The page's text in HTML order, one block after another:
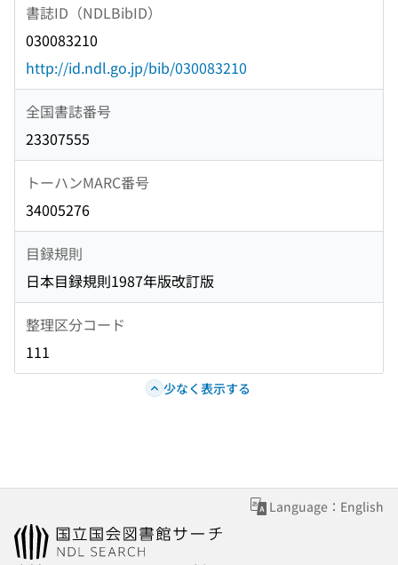
書誌ID（NDLBibID）
030083210
http://id.ndl.go.jp/bib/030083210
全国書誌番号
23307555
トーハンMARC番号
34005276
目録規則
日本目録規則1987年版改訂版
整理区分コード
111
少なく表示する
Language：English